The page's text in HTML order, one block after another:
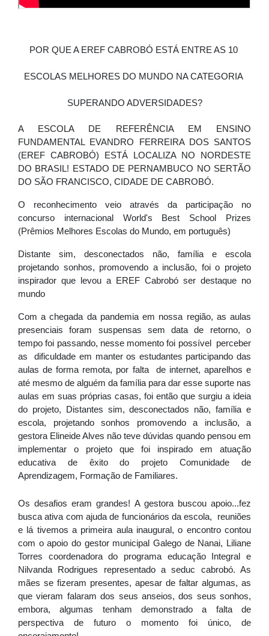
POR QUE A EREF CABROBÓ ESTÁ ENTRE AS 10
ESCOLAS MELHORES DO MUNDO NA CATEGORIA
SUPERANDO ADVERSIDADES?
A ESCOLA DE REFERÊNCIA EM ENSINO
FUNDAMENTAL EVANDRO FERREIRA DOS SANTOS
(EREF CABROBÓ) ESTÁ LOCALIZA NO NORDESTE
DO BRASIL! ESTADO DE PERNAMBUCO NO SERTÃO
DO SÃO FRANCISCO, CIDADE DE CABROBÓ.
O reconhecimento veio através da participação no
concurso internacional World's Best School Prizes
(Prêmios Melhores Escolas do Mundo, em português)
Distante sim, desconectados não, família e escola
projetando sonhos, promovendo a inclusão, foi o projeto
inspirador que levou a EREF Cabrobó ser destaque no
mundo
Com a chegada da pandemia em nossa região, as aulas
presenciais foram suspensas sem data de retorno, o
tempo foi passando, nesse momento foi possível  perceber
as  dificuldade em manter os estudantes participando das
aulas de forma remota, por falta  de internet, aparelhos e
até mesmo de alguém da família para dar esse suporte nas
aulas em suas próprias casas, foi então que surgiu a ideia
do projeto, Distantes sim, desconectados não, família e
escola, projetando sonhos promovendo a inclusão, a
gestora Elineide Alves não teve dúvidas quando pensou em
implementar o projeto que foi inspirado em atuação
educativa de êxito do projeto Comunidade de
Aprendizagem, Formação de Familiares.
Os desafios eram grandes! A gestora buscou apoio...fez
busca ativa com ajuda de funcionários da escola,  reuniões
e lá tivemos a primeira aula inaugural, o encontro contou
com o apoio do gestor municipal Galego de Nanai, Liliane
Torres coordenadora do programa educação Integral e
Nilvanda Rodrigues representado a seduc cabrobó. As
mães se fizeram presentes, apesar de faltar algumas, as
que vieram falaram dos seus anseios, dos seus sonhos,
embora, algumas tenham demonstrado a falta de
perspectiva de futuro o momento foi único, de